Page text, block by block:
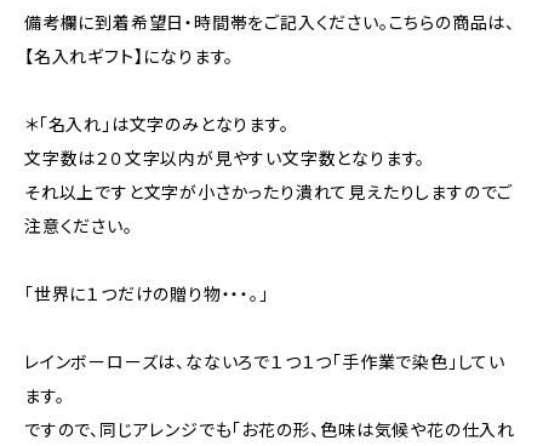
備考欄に到着希望日・時間帯をご記入ください。こちらの商品は、
【名入れギフト】になります。
＊「名入れ」は文字のみとなります。
文字数は２０文字以内が見やすい文字数となります。
それ以上ですと文字が小さかったり潰れて見えたりしますのでご
注意ください。
「世界に１つだけの贈り物・・・。」
レインボーローズは、なないろで１つ１つ「手作業で染色」してい
ます。
ですので、同じアレンジでも「お花の形、色味は気候や花の仕入れ